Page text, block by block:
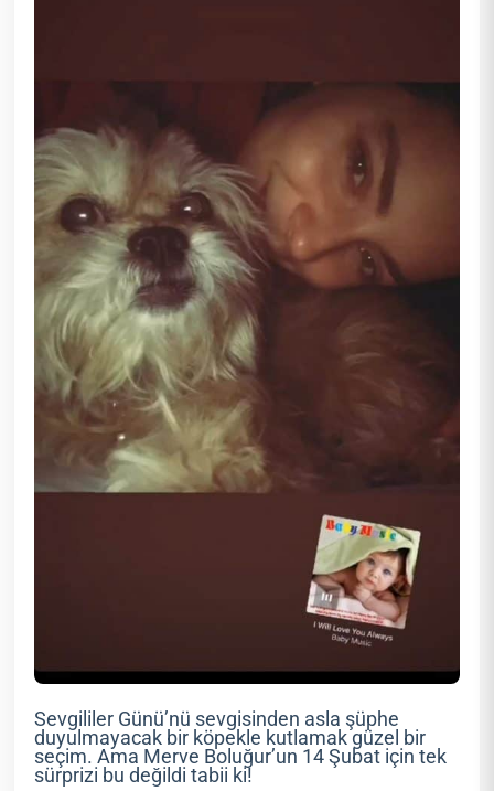
Sevgililer Günü’nü sevgisinden asla şüphe
duyulmayacak bir köpekle kutlamak güzel bir
seçim. Ama Merve Boluğur’un 14 Şubat için tek
sürprizi bu değildi tabii ki!